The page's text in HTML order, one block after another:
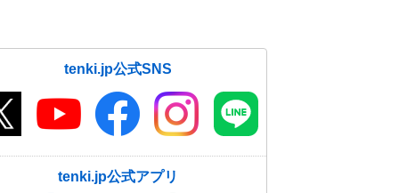
tenki.jp公式SNS
tenki.jp公式アプリ